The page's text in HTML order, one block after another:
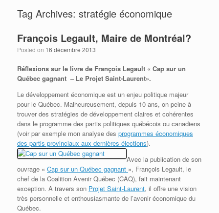
Tag Archives: stratégie économique
François Legault, Maire de Montréal?
Posted on 16 décembre 2013
Réflexions sur le livre de François Legault « Cap sur un
Québec gagnant – Le Projet Saint-Laurent».
Le développement économique est un enjeu politique majeur
pour le Québec. Malheureusement, depuis 10 ans, on peine à
trouver des stratégies de développement claires et cohérentes
dans le programme des partis politiques québécois ou canadiens
(voir par exemple mon analyse des programmes économiques
des partis provinciaux aux dernières élections).
Avec la publication de son
ouvrage « Cap sur un Québec gagnant », François Legault, le
chef de la Coalition Avenir Québec (CAQ), fait maintenant
exception. A travers son Projet Saint-Laurent, il offre une vision
très personnelle et enthousiasmante de l’avenir économique du
Québec.